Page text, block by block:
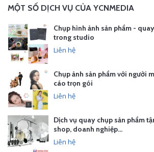
MỘT SỐ DỊCH VỤ CỦA YCNMEDIA
Chụp hình ảnh sản phẩm -
trong studio
Liên hệ
Chụp ảnh sản phẩm với người
cáo trọn gói
Liên hệ
Dịch vụ quay chụp sản phẩm
shop, doanh nghiệp…
Liên hệ